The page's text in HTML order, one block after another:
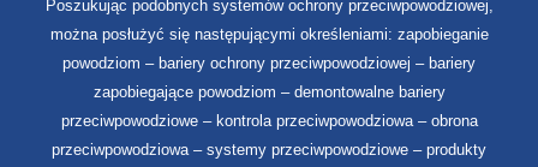
Poszukując podobnych systemów ochrony przeciwpowodziowej,
można posłużyć się następującymi określeniami: zapobieganie
powodziom – bariery ochrony przeciwpowodziowej – bariery
zapobiegające powodziom – demontowalne bariery
przeciwpowodziowe – kontrola przeciwpowodziowa – obrona
przeciwpowodziowa – systemy przeciwpowodziowe – produkty